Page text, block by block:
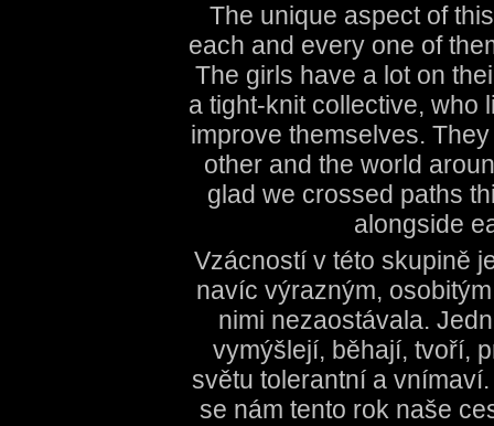
The unique aspect of
each and every one of
The girls have a lot on
a tight-knit collective, who
improve themselves.
other and the world
glad we crossed paths
alongside
Vzácností v této skupině
navíc výrazným,
nimi nezaostávala.
vymýšlejí, běhají, tvoří,
světu tolerantní a
se nám tento rok naše